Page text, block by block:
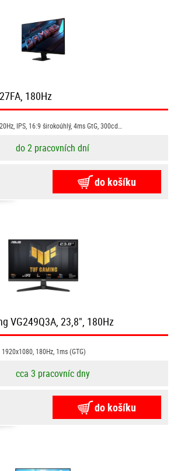
180Hz
IPS, 16:9 širokoúhlý, 4ms GtG, 300cd…
do 2 pracovních dní
do košíku
VG249Q3A, 23,8", 180Hz
180Hz, 1ms (GTG)
cca 3 pracovníc dny
do košíku